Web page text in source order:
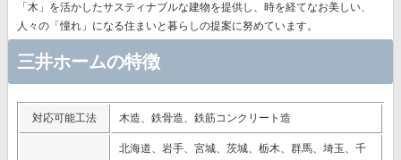
「木」を活かしたサスティナブルな建物を提供し、時を経てなお美しい、
人々の「憧れ」になる住まいと暮らしの提案に努めています。
三井ホームの特徴
対応可能工法 木造、鉄骨造、鉄筋コンクリート造
北海道、岩手、宮城、茨城、栃木、群馬、埼玉、千